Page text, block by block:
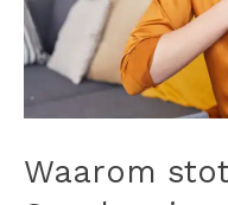
Waarom